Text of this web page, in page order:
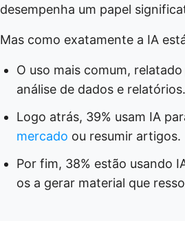
desempenha um papel
Mas como exatamente a IA
O uso mais comum,
análise de dados e relatórios.
Logo atrás, 39% usam IA
mercado ou resumir artigos.
Por fim, 38% estão usando
os a gerar material que